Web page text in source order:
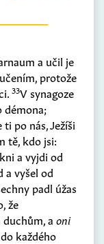
a učil je
protože
33V synagoze
démona;
ti po nás, Ježíši
tě, kdo jsi:
a vyjdi od
a vyšel od
padl úžas
že
a oni
každého